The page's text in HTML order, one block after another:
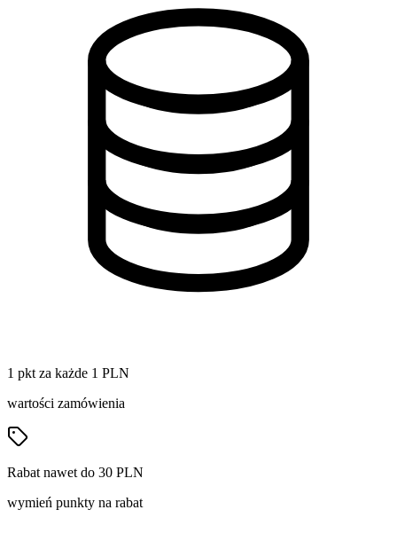
1 pkt za każde 1 PLN
wartości zamówienia
Rabat nawet do 30 PLN
wymień punkty na rabat